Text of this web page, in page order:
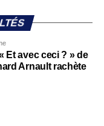
Et avec ceci ? » de
Arnault rachète